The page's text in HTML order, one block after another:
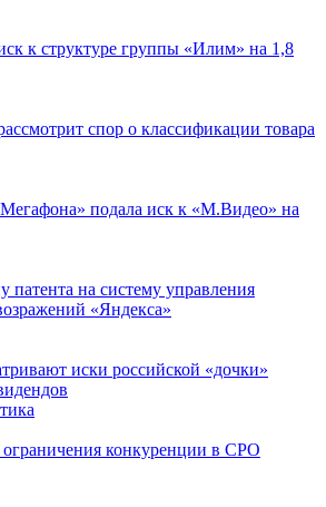
к структуре группы «Илим» на 1,8
спор о классификации товара
подала иск к «М.Видео» на
на систему управления
«Яндекса»
иски российской «дочки»
конкуренции в СРО